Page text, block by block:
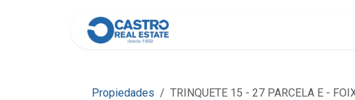
Propiedades TRINQUETE 15 - 27 PARCELA E -